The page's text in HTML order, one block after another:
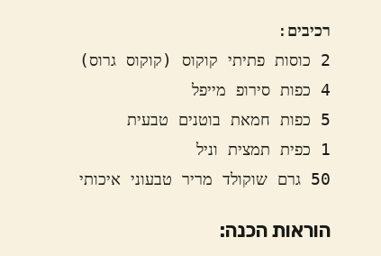
רכיבים
50 גרם שוקולד מריר טבעוני איכותי
הוראות הכנה: